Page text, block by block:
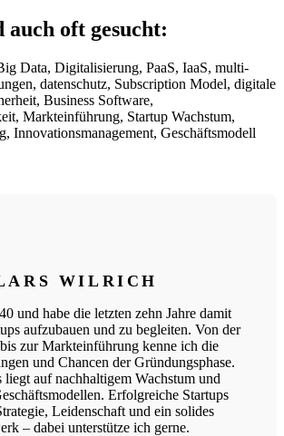
oft gesucht:
Data, Digitalisierung, PaaS, IaaS, multi-
datenschutz, Subscription Model, digitale
Business Software,
Markteinführung, Startup Wachstum,
Innovationsmanagement, Geschäftsmodell
WILRICH
und habe die letzten zehn Jahre damit
aufzubauen und zu begleiten. Von der
zur Markteinführung kenne ich die
und Chancen der Gründungsphase.
auf nachhaltigem Wachstum und
Erfolgreiche Startups
Leidenschaft und ein solides
– dabei unterstütze ich gerne.